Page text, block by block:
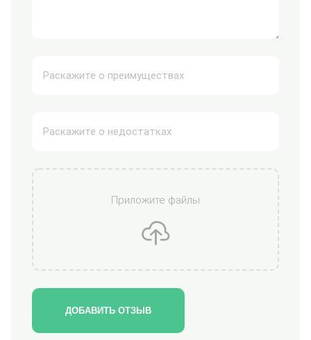
Приложите файлы
ДОБАВИТЬ ОТЗЫВ